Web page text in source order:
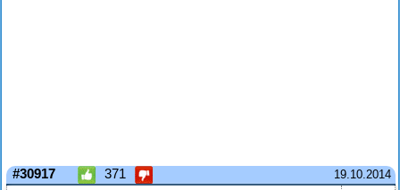
19.10.2014
#30917 371